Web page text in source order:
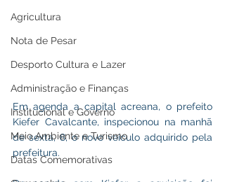
Agricultura
Nota de Pesar
Desporto Cultura e Lazer
Administração e Finanças
Institucional e Governo
Meio Ambiente e Turismo
Datas Comemorativas
Em agenda a capital acreana, o prefeito
Kiefer Cavalcante, inspecionou na manhã
de sexta, 8, o novo veículo adquirido pela
prefeitura.